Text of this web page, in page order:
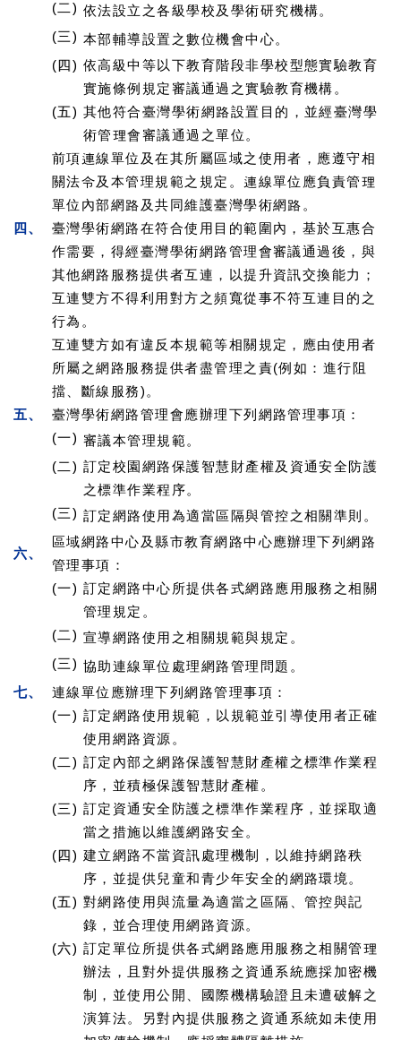
(二) 依法設立之各級學校及學術研究機構。
(三) 本部輔導設置之數位機會中心。
(四) 依高級中等以下教育階段非學校型態實驗教育
實施條例規定審議通過之實驗教育機構。
(五) 其他符合臺灣學術網路設置目的，並經臺灣學
術管理會審議通過之單位。
前項連線單位及在其所屬區域之使用者，應遵守相
關法令及本管理規範之規定。連線單位應負責管理
單位內部網路及共同維護臺灣學術網路。
四、
臺灣學術網路在符合使用目的範圍內，基於互惠合
作需要，得經臺灣學術網路管理會審議通過後，與
其他網路服務提供者互連，以提升資訊交換能力；
互連雙方不得利用對方之頻寬從事不符互連目的之
行為。
互連雙方如有違反本規範等相關規定，應由使用者
所屬之網路服務提供者盡管理之責(例如：進行阻
擋、斷線服務)。
五、
臺灣學術網路管理會應辦理下列網路管理事項：
(一) 審議本管理規範。
(二) 訂定校園網路保護智慧財產權及資通安全防護
之標準作業程序。
(三) 訂定網路使用為適當區隔與管控之相關準則。
六、
區域網路中心及縣市教育網路中心應辦理下列網路
管理事項：
(一) 訂定網路中心所提供各式網路應用服務之相關
管理規定。
(二) 宣導網路使用之相關規範與規定。
(三) 協助連線單位處理網路管理問題。
七、
連線單位應辦理下列網路管理事項：
(一) 訂定網路使用規範，以規範並引導使用者正確
使用網路資源。
(二) 訂定內部之網路保護智慧財產權之標準作業程
序，並積極保護智慧財產權。
(三) 訂定資通安全防護之標準作業程序，並採取適
當之措施以維護網路安全。
(四) 建立網路不當資訊處理機制，以維持網路秩
序，並提供兒童和青少年安全的網路環境。
(五) 對網路使用與流量為適當之區隔、管控與記
錄，並合理使用網路資源。
(六) 訂定單位所提供各式網路應用服務之相關管理
辦法，且對外提供服務之資通系統應採加密機
制，並使用公開、國際機構驗證且未遭破解之
演算法。另對內提供服務之資通系統如未使用